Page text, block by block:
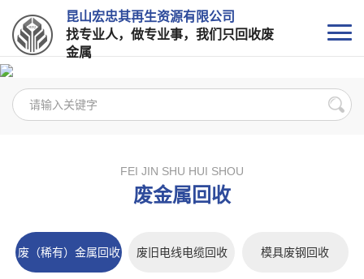
昆山宏忠其再生资源有限公司
找专业人，做专业事，我们只回收废
金属
FEI JIN SHU HUI SHOU
废金属回收
废（稀有）金属回收 废旧电线电缆回收 模具废钢回收